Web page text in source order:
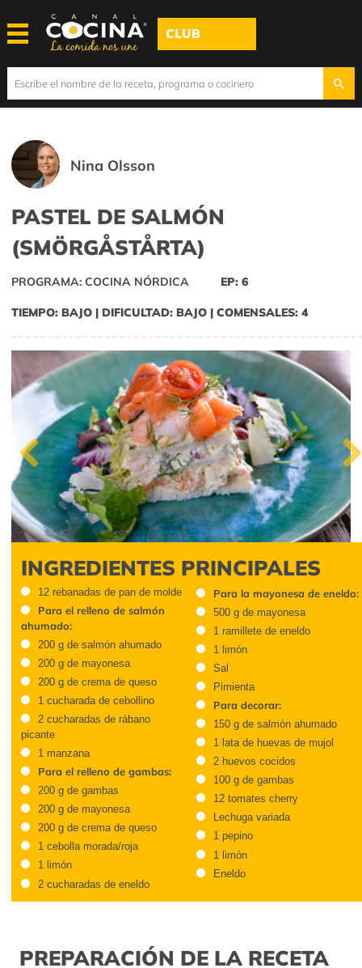
CLUB
Nina Olsson
PASTEL DE SALMÓN
(SMÖRGÅSTÅRTA)
PROGRAMA: COCINA NÓRDICA EP: 6
TIEMPO: BAJO | DIFICULTAD: BAJO | COMENSALES: 4
Previous
INGREDIENTES PRINCIPALES
12 rebanadas de pan de molde
Para el relleno de salmón
ahumado:
200 g de salmón ahumado
200 g de mayonesa
200 g de crema de queso
1 cucharada de cebollino
2 cucharadas de rábano
picante
1 manzana
Para el relleno de gambas:
200 g de gambas
200 g de mayonesa
200 g de crema de queso
1 cebolla morada/roja
1 limón
2 cucharadas de eneldo
Para la mayonesa de eneldo:
500 g de mayonesa
1 ramillete de eneldo
1 limón
Sal
Pimienta
Para decorar:
150 g de salmón ahumado
1 lata de huevas de mujol
2 huevos cocidos
100 g de gambas
12 tomates cherry
Lechuga variada
1 pepino
1 limón
Eneldo
PREPARACIÓN DE LA RECETA